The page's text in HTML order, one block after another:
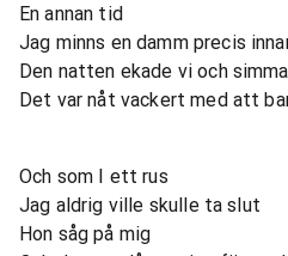
En annan tid
Jag minns en damm precis
Den natten ekade vi och
Det var nåt vackert med att
Och som I ett rus
Jag aldrig ville skulle ta slut
Hon såg på mig